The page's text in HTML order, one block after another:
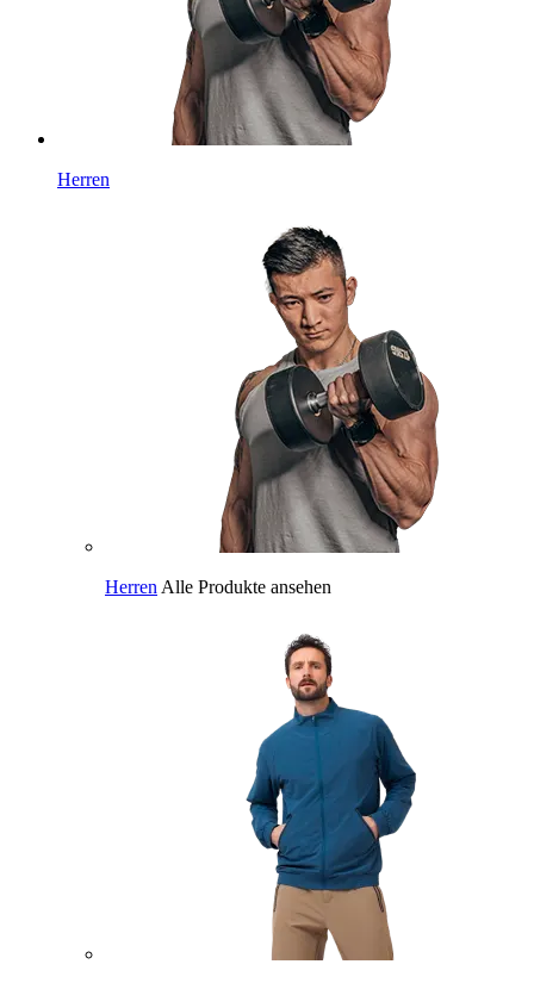
Herren
Herren Alle Produkte ansehen